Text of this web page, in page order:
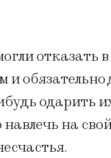
отказать
и
одарить
на